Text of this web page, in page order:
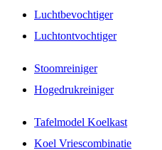
Luchtbevochtiger
Luchtontvochtiger
Stoomreiniger
Hogedrukreiniger
Tafelmodel Koelkast
Koel Vriescombinatie